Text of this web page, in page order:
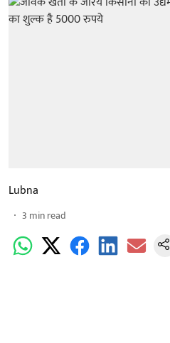
Lubna
3 min read